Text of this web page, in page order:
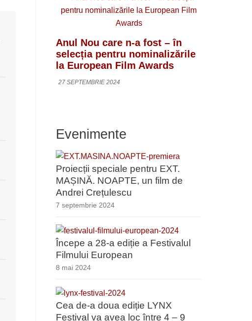
Anul Nou care n-a fost – în
selecția pentru nominalizările
la European Film Awards
27 SEPTEMBRIE 2024
Evenimente
Proiecții speciale pentru EXT.
MAȘINĂ. NOAPTE, un film de
Andrei Crețulescu
7 septembrie 2024
Începe a 28-a ediție a Festivalul
Filmului European
8 mai 2024
Cea de-a doua ediție LYNX
Festival va avea loc între 4 – 9